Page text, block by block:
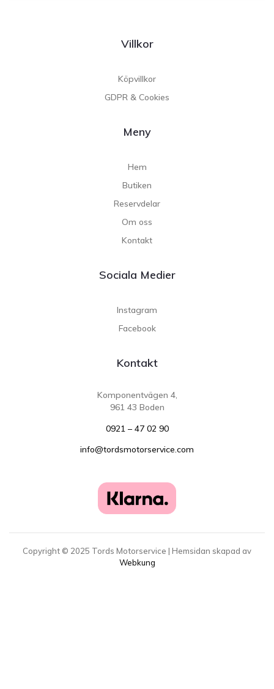
Villkor
Köpvillkor
GDPR & Cookies
Meny
Hem
Butiken
Reservdelar
Om oss
Kontakt
Sociala Medier
Instagram
Facebook
Kontakt
Komponentvägen 4,
961 43 Boden
0921 – 47 02 90
info@tordsmotorservice.com
Copyright © 2025 Tords Motorservice | Hemsidan skapad av
Webkung